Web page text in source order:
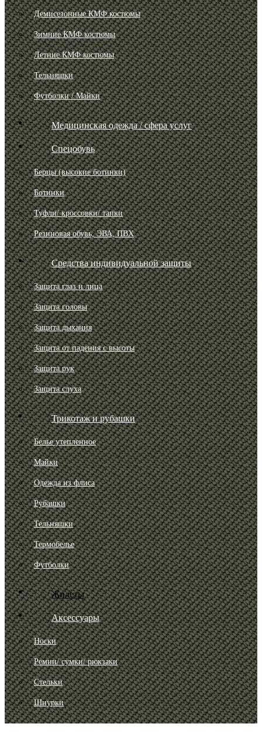
Демисезонные КМФ костюмы
Зимние КМФ костюмы
Летние КМФ костюмы
Тельняшки
Футболки / Майки
Медицинская одежда / сфера услуг
Спецобувь
Берцы (высокие ботинки)
Ботинки
Туфли/ кроссовки/ тапки
Резиновая обувь, ЭВА, ПВХ
Средства индивидуальной защиты
Защита глаз и лица
Защита головы
Защита дыхания
Защита от падения с высоты
Защита рук
Защита слуха
Трикотаж и рубашки
Белье утепленное
Майки
Одежда из флиса
Рубашки
Тельняшки
Термобелье
Футболки
Жилеты
Аксессуары
Носки
Ремни/ сумки/ рюкзаки
Стельки
Шнурки